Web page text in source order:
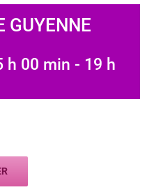
GUYENNE
h 00 min - 19 h